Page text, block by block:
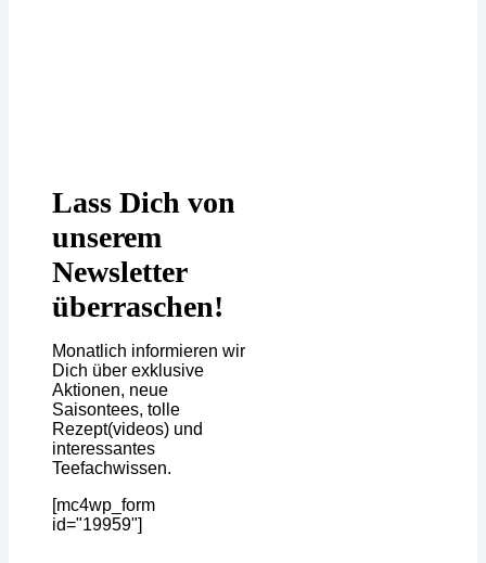
Lass Dich von
unserem
Newsletter
überraschen!
Monatlich informieren wir
Dich über exklusive
Aktionen, neue
Saisontees, tolle
Rezept(videos) und
interessantes
Teefachwissen.
[mc4wp_form
id="19959"]